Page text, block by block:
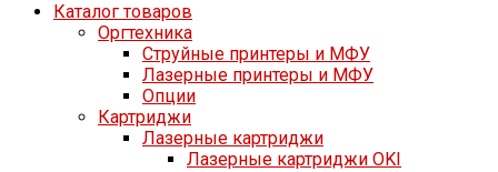
Каталог товаров
Оргтехника
Струйные принтеры и МФУ
Лазерные принтеры и МФУ
Опции
Картриджи
Лазерные картриджи
Лазерные картриджи OKI